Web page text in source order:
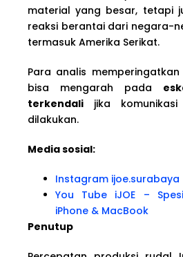
material yang besar, tetapi
reaksi berantai dari negara-
termasuk Amerika Serikat.
Para analis
bisa mengarah pada
terkendali jika
dilakukan.
Media sosial:
Instagram ijoe.surabaya
You Tube iJOE –
iPhone & MacBook
Penutup